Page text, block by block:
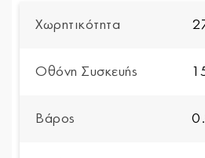
Χωρητικότητα
Οθόνη Συσκευής
Βάρος